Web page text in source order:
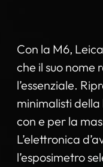
Con la M6,
che il suo nome
l’essenziale.
minimalisti
con e per la
L’elettronica
l’esposimetro